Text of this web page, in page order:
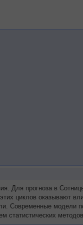
Для прогноза в
циклов оказывают
Современные модели
статистических